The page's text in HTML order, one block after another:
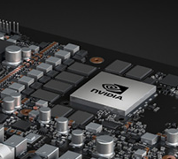
備が整いました。
運転車の分野で NVIDIA
するために開発された
ス カンファレンスで、